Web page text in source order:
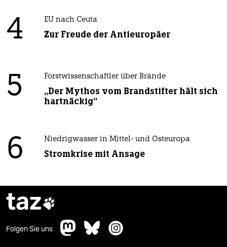
4 EU nach Ceuta
Zur Freude der Antieuropäer
5 Forstwissenschaftler über Brände
„Der Mythos vom Brandstifter hält sich
hartnäckig“
6 Niedrigwasser in Mittel- und Osteuropa
Stromkrise mit Ansage
taz
Folgen Sie uns